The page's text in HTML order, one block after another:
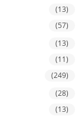
(13)
(57)
(13)
(11)
(249)
(28)
(13)